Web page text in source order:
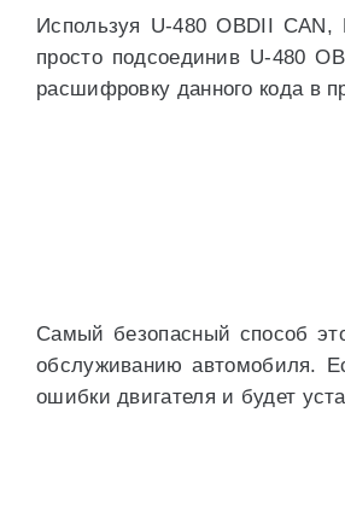
Используя U-480 OBDII
просто подсоединив U-480
расшифровку данного кода в
Самый безопасный способ
обслуживанию автомобиля.
ошибки двигателя и будет